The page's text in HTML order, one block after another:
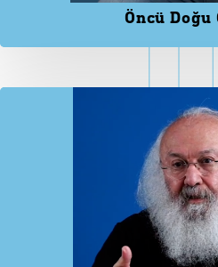
Öncü Doğu